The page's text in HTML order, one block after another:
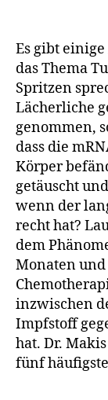
Es gibt
das Thema
Spritzen
Lächerliche
genommen,
dass die
Körper
getäuscht
wenn der
recht hat?
dem
Monaten und
inzwischen
Impfstoff
hat. Dr.
fünf